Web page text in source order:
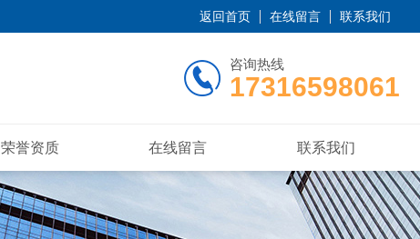
返回首页 在线留言 联系我们
咨询热线
17316598061
荣誉资质 在线留言 联系我们